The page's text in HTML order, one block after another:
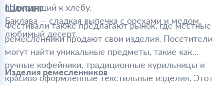
подходящий к хлебу.
Баклава — сладкая выпечка с орехами и медом,
любимый десерт.
Шопинг
Фестивали также предлагают рынок, где местные
ремесленники продают свои изделия. Посетители
могут найти уникальные предметы, такие как
ручные кофейники, традиционные курильницы и
красиво оформленные текстильные изделия. Этот
Изделия ремесленников